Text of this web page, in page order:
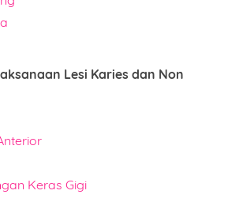
Lesi Karies dan Non
Keras Gigi